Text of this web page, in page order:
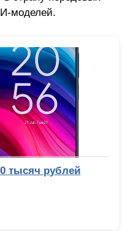
моделей.
тысяч рублей